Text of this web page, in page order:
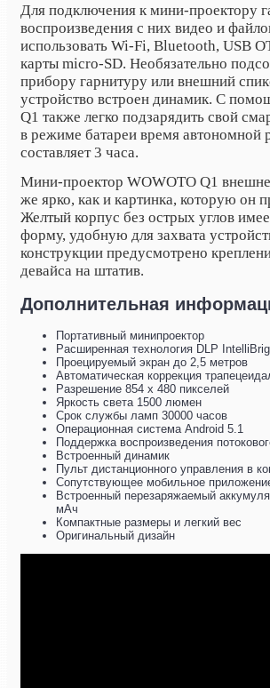
Для подключения к мини-проектору
воспроизведения с них видео и
использовать Wi-Fi, Bluetooth, USB
карты micro-SD. Необязательно
прибору гарнитуру или внешний
устройство встроен динамик. С
Q1 также легко подзарядить свой
в режиме батареи время автономной
составляет 3 часа.
Мини-проектор WOWOTO Q1 внешне
же ярко, как и картинка, которую он
Желтый корпус без острых углов
форму, удобную для захвата
конструкции предусмотрено
девайса на штатив.
Дополнительная
Портативный минипроектор
Расширенная технология DLP
Проецируемый экран до 2,5 метров
Автоматическая коррекция
Разрешение 854 х 480 пикселей
Яркость света 1500 люмен
Срок службы ламп 30000 часов
Операционная система Android 5.1
Поддержка воспроизведения
Встроенный динамик
Пульт дистанционного управления в
Сопутствующее мобильное
Встроенный перезаряжаемый
мАч
Компактные размеры и легкий вес
Оригинальный дизайн